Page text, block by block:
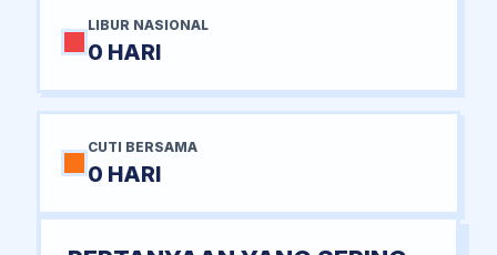
LIBUR NASIONAL
0 HARI
CUTI BERSAMA
0 HARI